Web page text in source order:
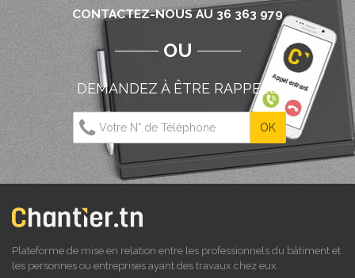
CONTACTEZ-NOUS AU 36 363 979
OU
DEMANDEZ À ÊTRE RAPPELÉ
Plateforme de mise en relation entre les professionnels du bâtiment et
les personnes ou entreprises ayant des travaux chez eux.